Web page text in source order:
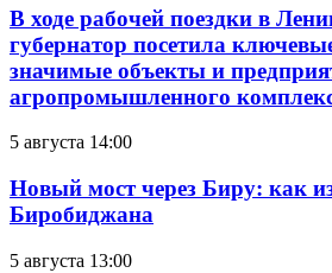
В ходе рабочей поездки в
губернатор посетила
значимые объекты и
агропромышленного
5 августа 14:00
Новый мост через Биру: как
Биробиджана
5 августа 13:00